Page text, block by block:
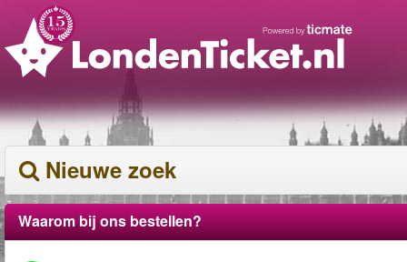
Nieuwe zoek
Waarom bij ons bestellen?